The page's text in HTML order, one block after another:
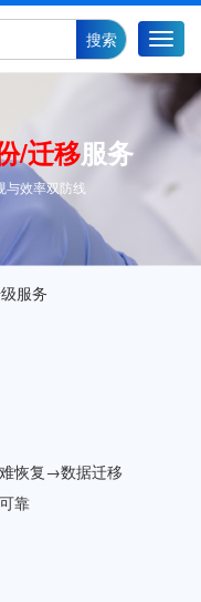
搜索
/迁移服务
与效率双防线
服务
恢复→数据迁移
靠